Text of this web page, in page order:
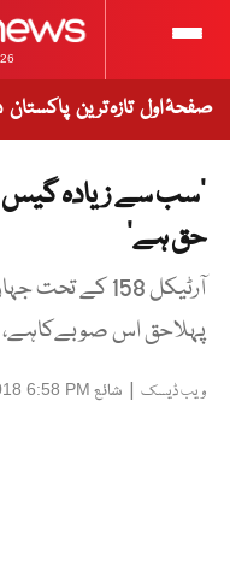
صفحۂ اول تازہ ترین پاکستان
’سب سے زیادہ گیس
حق ہے‘
آرٹیکل 158
پہلاحق اس صوبےکاہے،
ویب ڈیسک | شائع 6:58 PM